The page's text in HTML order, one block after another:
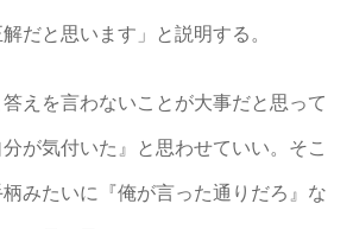
だと思います」と説明する。
答えを言わないことが大事だと思って
が気付いた』と思わせていい。そこ
みたいに『俺が言った通りだろ』な